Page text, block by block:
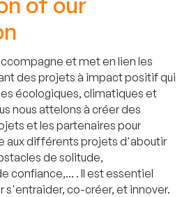
et met en lien les
des projets à impact positif qui
écologiques, climatiques et
nous attelons à créer des
et les partenaires pour
aux différents projets d'aboutir
de solitude,
confiance,... . Il est essentiel
s'entraider, co-créer, et innover.